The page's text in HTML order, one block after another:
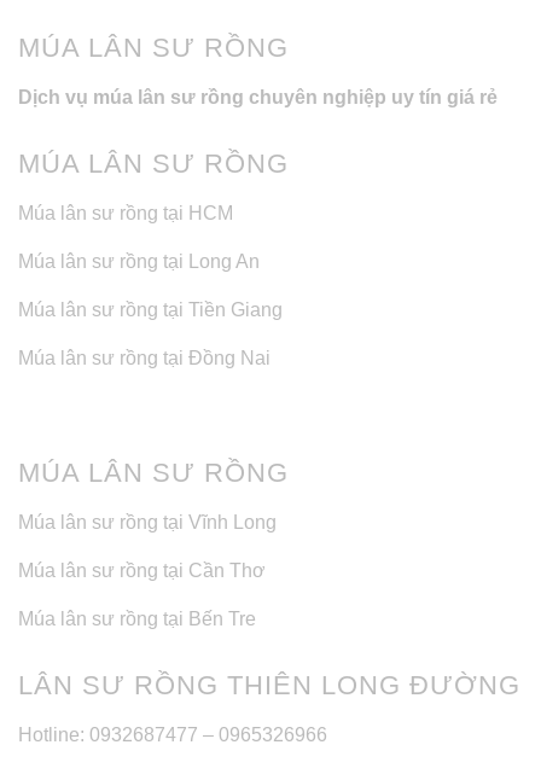
MÚA LÂN SƯ RỒNG
Dịch vụ múa lân sư rồng chuyên nghiệp uy tín giá rẻ
MÚA LÂN SƯ RỒNG
Múa lân sư rồng tại HCM
Múa lân sư rồng tại Long An
Múa lân sư rồng tại Tiền Giang
Múa lân sư rồng tại Đồng Nai
MÚA LÂN SƯ RỒNG
Múa lân sư rồng tại Vĩnh Long
Múa lân sư rồng tại Cần Thơ
Múa lân sư rồng tại Bến Tre
LÂN SƯ RỒNG THIÊN LONG ĐƯỜNG
Hotline: 0932687477 – 0965326966